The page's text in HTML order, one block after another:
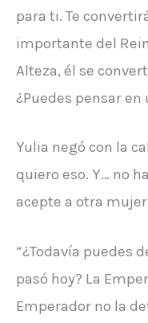
para ti. Te
importante del
Alteza, él se
¿Puedes pensar
Yulia negó con la
quiero eso. Y… no
acepte a otra
“¿Todavía puedes
pasó hoy? La
Emperador no la